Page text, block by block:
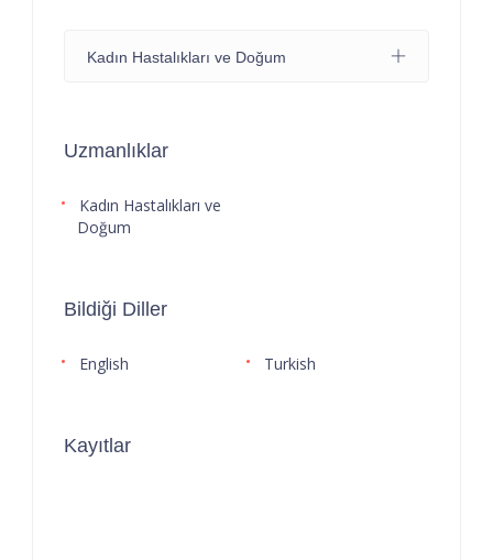
Kadın Hastalıkları ve Doğum
Uzmanlıklar
Kadın Hastalıkları ve
Doğum
Bildiği Diller
English Turkish
Kayıtlar